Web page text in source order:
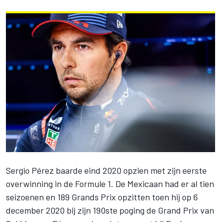
Sergio Pérez baarde eind 2020 opzien met zijn eerste
overwinning in de Formule 1. De Mexicaan had er al tien
seizoenen en 189 Grands Prix opzitten toen hij op 6
december 2020 bij zijn 190ste poging de Grand Prix van